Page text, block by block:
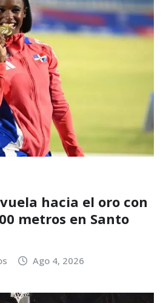
hacia el oro con
metros en Santo
Ago 4, 2026